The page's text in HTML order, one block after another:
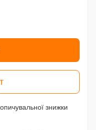
знижки